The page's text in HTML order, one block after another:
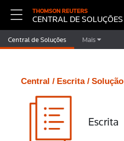
THOMSON REUTERS
CENTRAL DE SOLUÇÕES
Central de Soluções Mais
Central / Escrita / Solução
Escrita